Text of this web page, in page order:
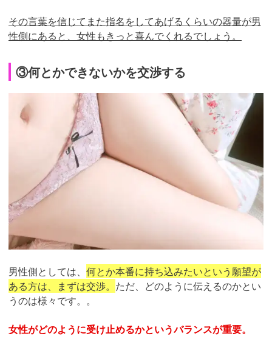
その言葉を信じてまた指名をしてあげるくらいの器量が男
性側にあると、女性もきっと喜んでくれるでしょう。
③何とかできないかを交渉する
男性側としては、 何とか本番に持ち込みたいという願望が
ある方は、まずは交渉。 ただ、どのように伝えるのかとい
うのは様々です。。
女性がどのように受け止めるかというバランスが重要。